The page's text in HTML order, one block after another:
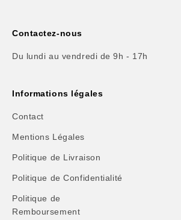
Contactez-nous
Du lundi au vendredi de 9h - 17h
Informations légales
Contact
Mentions Légales
Politique de Livraison
Politique de Confidentialité
Politique de
Remboursement